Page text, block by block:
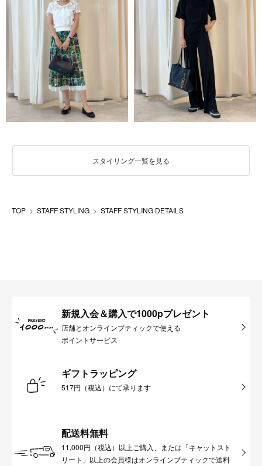
スタイリング一覧を見る
TOP STAFF STYLING STAFF STYLING DETAILS
新規入会＆購入で1000pプレゼント
店舗とオンラインブティックで使える
ポイントサービス
ギフトラッピング
517円（税込）にて承ります
配送料無料
11,000円（税込）以上ご購入、または「キャットスト
リート」以上の会員様はオンラインブティックで送料